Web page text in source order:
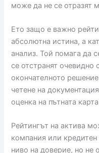
може да не се отразят
Ето защо е важно
абсолютна истина, а
анализ. Той помага да
се отстранят очевидно
окончателното
четене на
оценка на пътната
Рейтингът на актива
компания или
ниво на доверие, но не